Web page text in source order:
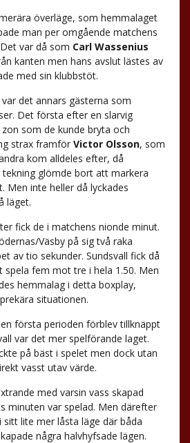
överläge, som hemmalaget
man per omgående matchens
var då som Carl Wassenius
kanten men hans avslut lästes av
med sin klubbstöt.
det annars gästerna som
Det första efter en slarvig
som de kunde bryta och
strax framför Victor Olsson, som
kom alldeles efter, då
glömde bort att markera
Men inte heller då lyckades
läget.
fick de i matchens nionde minut.
Väsby på sig två raka
av tio sekunder. Sundsvall fick då
fem mot tre i hela 1.50. Men
hemmalag i detta boxplay,
situationen.
första perioden förblev tillknäppt
var det mer spelförande laget.
på bäst i spelet men dock utan
vasst utav värde.
med varsin vass skapad
minuten var spelad. Men därefter
sitt lite mer låsta läge där båda
några halvhyfsade lägen.